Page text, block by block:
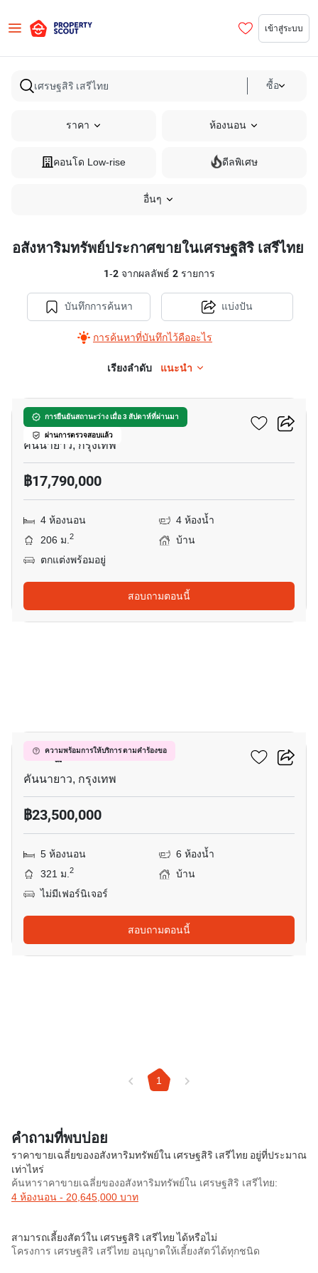
เข้าสู่ระบบ
ซื้อ
ราคา ห้องนอน
คอนโด Low-rise ดีลพิเศษ
อื่นๆ
อสังหาริมทรัพย์ประกาศขายในเศรษฐสิริ เสรีไทย
1-2จากผลลัพธ์ 2รายการ
บันทึกการค้นหา
การค้นหาที่บันทึกไว้คืออะไร
แบ่งปัน
เรียงลำดับ แนะนำ
การยืนยันสถานะว่าง เมื่อ 3 สัปดาห์ที่ผ่านมา
ผ่านการตรวจสอบแล้ว
เศรษฐสิริ เสรีไทย
คันนายาว, กรุงเทพ
฿17,790,000
4 ห้องนอน
4 ห้องน้ำ
206 ม.2
บ้าน
ตกแต่งพร้อมอยู่
สอบถามตอนนี้
ความพร้อมการให้บริการ ตามคำร้องขอ
เศรษฐสิริ เสรีไทย
คันนายาว, กรุงเทพ
฿23,500,000
5 ห้องนอน
6 ห้องน้ำ
321 ม.2
บ้าน
ไม่มีเฟอร์นิเจอร์
สอบถามตอนนี้
1
คำถามที่พบบ่อย
ราคาขายเฉลี่ยของอสังหาริมทรัพย์ใน เศรษฐสิริ เสรีไทย อยู่ที่ประมาณ
เท่าไหร่
ค้นหาราคาขายเฉลี่ยของอสังหาริมทรัพย์ใน เศรษฐสิริ เสรีไทย:
4 ห้องนอน - 20,645,000 บาท
สามารถเลี้ยงสัตว์ใน เศรษฐสิริ เสรีไทย ได้หรือไม่
โครงการ เศรษฐสิริ เสรีไทย อนุญาตให้เลี้ยงสัตว์ได้ทุกชนิด